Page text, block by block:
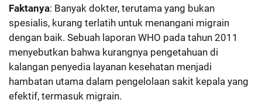
Faktanya: Banyak dokter, terutama yang bukan
spesialis, kurang terlatih untuk menangani migrain
dengan baik. Sebuah laporan WHO pada tahun 2011
menyebutkan bahwa kurangnya pengetahuan di
kalangan penyedia layanan kesehatan menjadi
hambatan utama dalam pengelolaan sakit kepala yang
efektif, termasuk migrain.